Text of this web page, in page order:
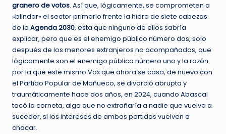
granero de votos. Así que, lógicamente, se comprometen a
«blindar» el sector primario frente la hidra de siete cabezas
de la Agenda 2030, esta que ninguno de ellos sabría
explicar, pero que es el enemigo público número dos, solo
después de los menores extranjeros no acompañados, que
lógicamente son el enemigo público número uno y la razón
por la que este mismo Vox que ahora se casa, de nuevo con
el Partido Popular de Mañueco, se divorció abrupta y
traumáticamente hace dos años, en 2024, cuando Abascal
tocó la corneta, algo que no extrañaría a nadie que vuelva a
suceder, si los intereses de ambos partidos vuelven a
chocar.